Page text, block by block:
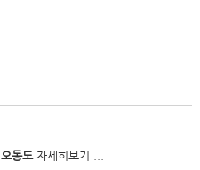
오동도자세히보기 ...